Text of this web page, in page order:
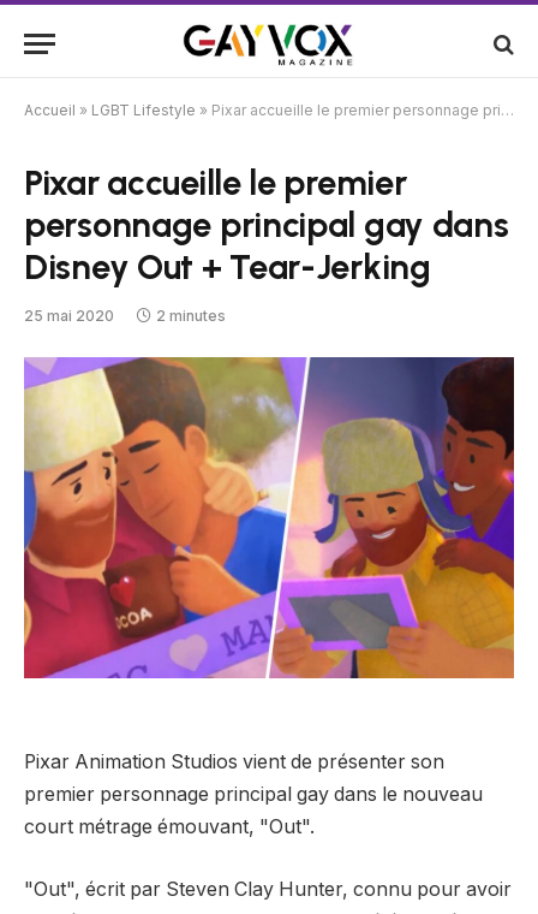
Accueil » LGBT Lifestyle » Pixar accueille le premier personnage principal gay dans Disney Out + Tear-Jerking
Pixar accueille le premier
personnage principal gay dans
Disney Out + Tear-Jerking
25 mai 2020 2 minutes
Pixar Animation Studios vient de présenter son
premier personnage principal gay dans le nouveau
court métrage émouvant, "Out".
"Out", écrit par Steven Clay Hunter, connu pour avoir